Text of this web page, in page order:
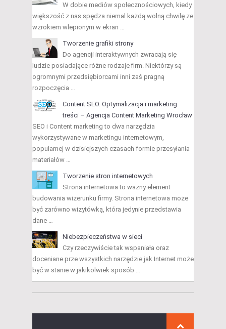
W dobie mediów społecznościowych, kiedy
większość z nas spędza niemal każdą wolną chwilę ze
wzrokiem wlepionym w ekran …
Tworzenie grafiki strony
Do agencji interaktywnych zwracają się
ludzie posiadające różne rodzaje firm. Niektórzy są
ogromnymi przedsiębiorcami inni zaś pragną
rozpoczęcia …
Content SEO. Optymalizacja i marketing
treści – Agencja Content Marketing Wrocław
SEO i Content marketing to dwa narzędzia
wykorzystywane w marketingu internetowym,
popularnej w dzisiejszych czasach formie przesyłania
materiałów …
Tworzenie stron internetowych
Strona internetowa to ważny element
budowania wizerunku firmy. Strona internetowa może
być zarówno wizytówką, która jedynie przedstawia
dane …
Niebezpieczeństwa w sieci
Czy rzeczywiście tak wspaniała oraz
doceniane prze wszystkich narzędzie jak Internet może
być w stanie w jakikolwiek sposób …